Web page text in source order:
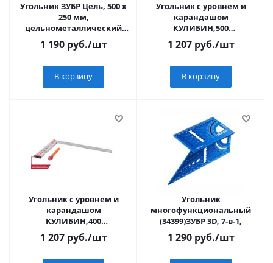
Угольник ЗУБР Цель, 500 х
250 мм,
цельнометаллический
нержавеющий
Профессионал (34350-50)
1 190руб./шт
В корзину
Угольник с уровнем и
карандашом
КУЛИБИН,500
мм,нерж.сталь,pat.,Sturm!
1 207руб./шт
В корзину
Угольник с уровнем и
карандашом
КУЛИБИН,400
мм,нерж.сталь,pat.,Sturm!
1 207руб./шт
Угольник
многофункциональный
(34399)ЗУБР 3D, 7-в-1,
1 290руб./шт